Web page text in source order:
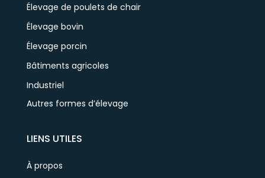
Élevage de poulets de chair
Élevage bovin
Élevage porcin
Bâtiments agricoles
Industriel
Autres formes d’élevage
LIENS UTILES
À propos